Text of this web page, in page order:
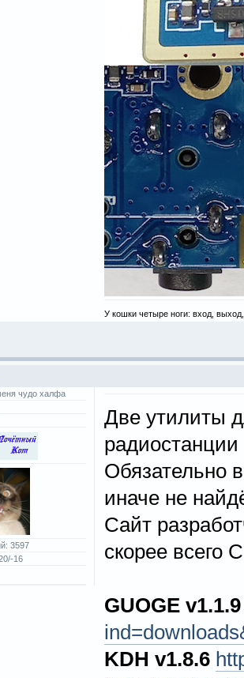
У кошки четыре ноги: вход,
чудо халфа
3597
16
Две утилиты
Обязательно
иначе не
Сайт
скорее всего
GUOGE v1.1.9
KDH v1.8.6